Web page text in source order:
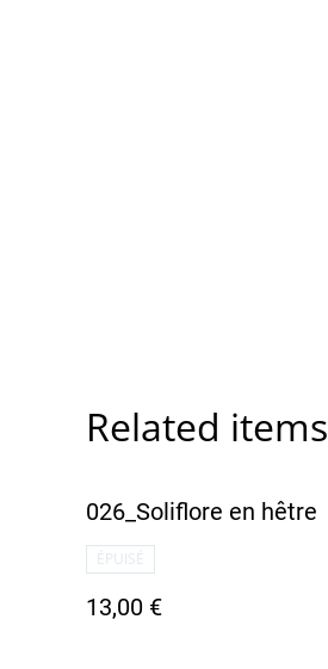
Related items
026_Soliflore en hêtre
ÉPUISÉ
13,00 €